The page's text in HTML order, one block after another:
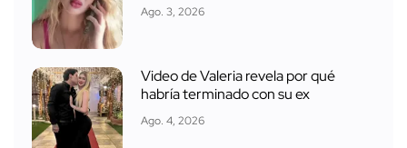
Ago. 3, 2026
Video de Valeria revela por qué
habría terminado con su ex
Ago. 4, 2026